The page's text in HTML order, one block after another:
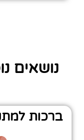
נושאים
ברכות